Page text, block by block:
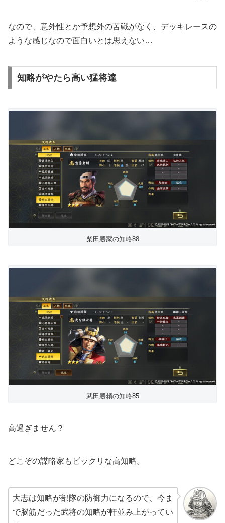
なので、意外性とか予想外の苦戦がなく、デッキレースの
ような感じなので面白いとは思えない…
知略がやたら高い猛将達
柴田勝家の知略88
武田勝頼の知略85
高過ぎません？
どこぞの謀略家もビックリな高知略。
大志は知略が部隊の防御力になるので、今ま
で脳筋だった武将の知略が軒並み上がってい